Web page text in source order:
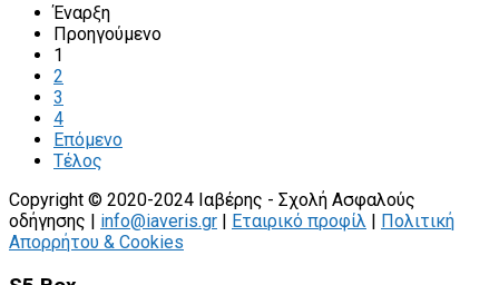
Έναρξη
Προηγούμενο
1
2
3
4
Επόμενο
Τέλος
Copyright © 2020-2024 Ιαβέρης - Σχολή Ασφαλούς
οδήγησης | info@iaveris.gr | Εταιρικό προφίλ | Πολιτική
Απορρήτου & Cookies